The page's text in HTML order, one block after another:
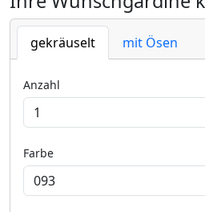
gekräuselt mit Ösen
Anzahl
Farbe